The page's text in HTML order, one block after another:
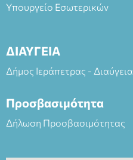
Υπουργείο Εσωτερικών
ΔΙΑΥΓΕΙΑ
Δήμος Ιεράπετρας - Διαύγεια
Προσβασιμότητα
Δήλωση Προσβασιμότητας